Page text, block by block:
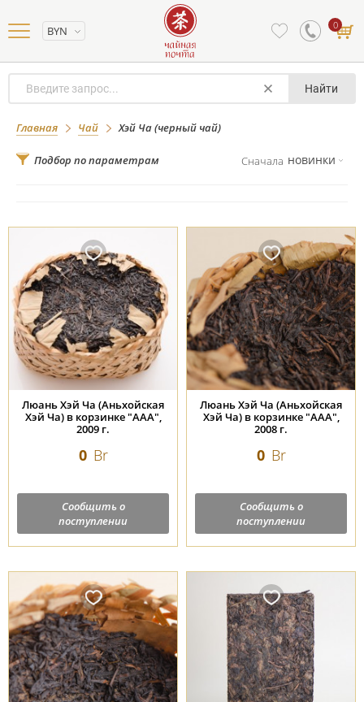
BYN 0
Найти
Главная Чай Хэй Ча (черный чай)
Хэй Ча (черный чай)
Подбор по параметрам Сначала новинки
Люань Хэй Ча (Аньхойская
Хэй Ча) в корзинке "ААА",
2009 г.
0 Br
Сообщить о
поступлении
Люань Хэй Ча (Аньхойская
Хэй Ча) в корзинке "ААА",
2008 г.
0 Br
Сообщить о
поступлении